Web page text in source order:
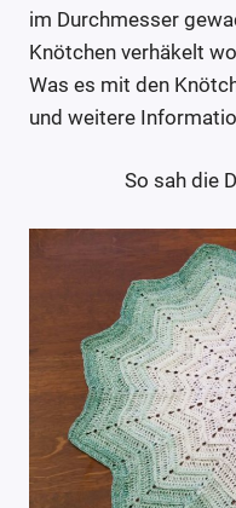
im Durchmesser
Knötchen verhäkelt
Was es mit den
und weitere
So sah die